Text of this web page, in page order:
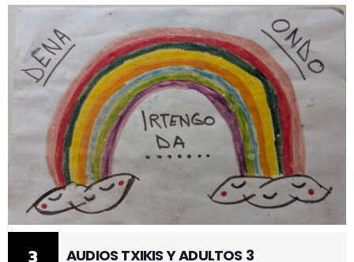
AUDIOS TXIKIS Y ADULTOS 3